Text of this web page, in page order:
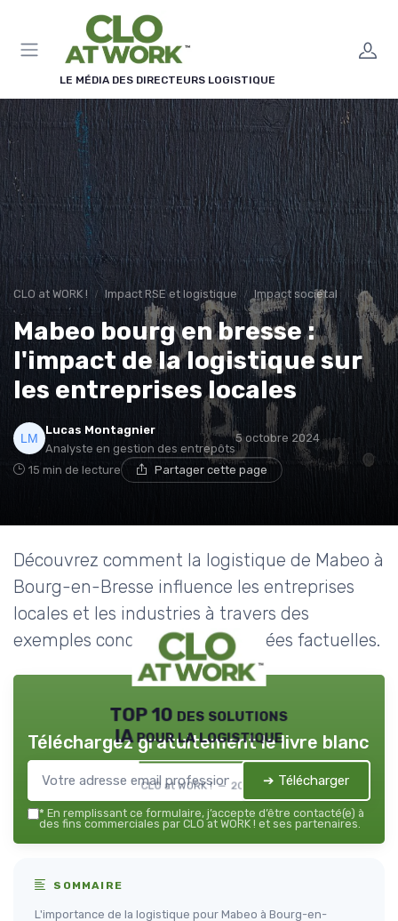
LE MÉDIA DES DIRECTEURS LOGISTIQUE
CLO at WORK ! Impact RSE et logistique Impact sociétal
Mabeo bourg en bresse :
l'impact de la logistique sur
les entreprises locales
Lucas Montagnier
Analyste en gestion des entrepôts
5 octobre 2024
15 min de lecture Partager cette page
Découvrez comment la logistique de Mabeo à
Bourg-en-Bresse influence les entreprises
locales et les industries à travers des
exemples concrets et des données factuelles.
TOP 10 des solutions
IA pour la logistique
CLO at WORK ! — 2026
Téléchargez gratuitement le livre blanc
➔ Télécharger
* En remplissant ce formulaire, j’accepte d’être contacté(e) à
des fins commerciales par CLO at WORK ! et ses partenaires.
SOMMAIRE
L'importance de la logistique pour Mabeo à Bourg-en-
Panneau de gestion des cookies